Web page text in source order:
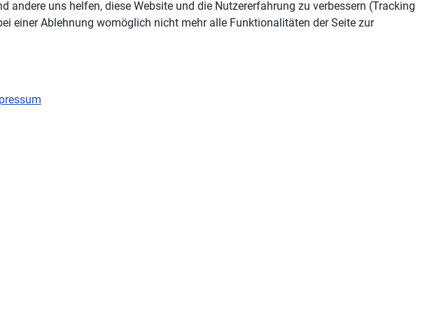
uns helfen, diese Website und die Nutzererfahrung zu verbessern (Tracking
einer Ablehnung womöglich nicht mehr alle Funktionalitäten der Seite zur